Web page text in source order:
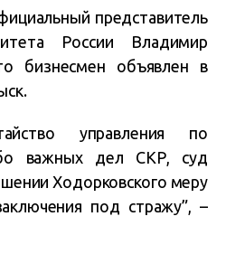
представитель
России Владимир
бизнесмен объявлен в
управления по
важных дел СКР, суд
Ходорковского меру
под стражу”, –